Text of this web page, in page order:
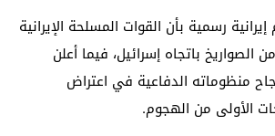
رسمية بأن القوات المسلحة الإيرانية
باتجاه إسرائيل، فيما أعلن
منظوماته الدفاعية في اعتراض
الأولى من الهجوم.